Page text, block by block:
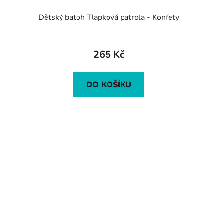
Dětský batoh Tlapková patrola - Konfety
265 Kč
DO KOŠÍKU